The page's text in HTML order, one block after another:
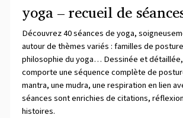
yoga – recueil de
Découvrez 40 séances de yoga,
autour de thèmes variés : familles de
philosophie du yoga… Dessinée et
comporte une séquence complète de
mantra, une mudra, une respiration en lien
séances sont enrichies de citations,
histoires.